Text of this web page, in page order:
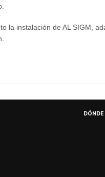
la instalación de AL SIGM,